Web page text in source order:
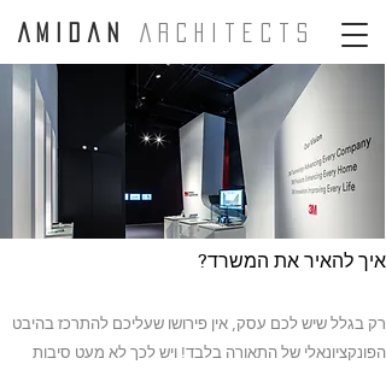
A m i d a n A r c H i t e c t s
איך להאיר את המשרד?
רק בגלל שיש לכם עסק, אין פירושו שעליכם להתרכז בהיבט
הפונקציונאלי של התאורה בלבד! ויש לכך לא מעט סיבות